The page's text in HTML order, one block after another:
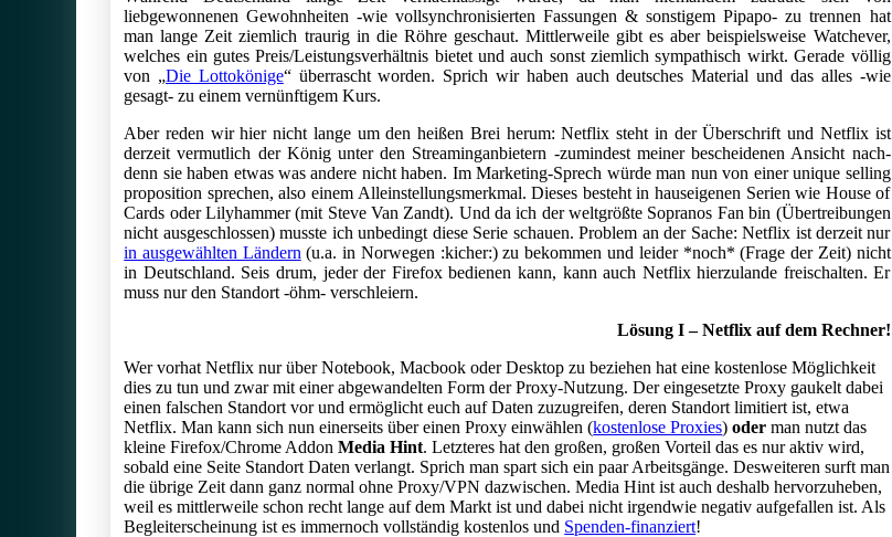
liebgewonnenen Gewohnheiten -wie vollsynchronisierten Fassungen & sonstigem Pipapo- zu trennen hat
man lange Zeit ziemlich traurig in die Röhre geschaut. Mittlerweile gibt es aber beispielsweise Watchever,
welches ein gutes Preis/Leistungsverhältnis bietet und auch sonst ziemlich sympathisch wirkt. Gerade völlig
von „Die Lottokönige“ überrascht worden. Sprich wir haben auch deutsches Material und das alles -wie
gesagt- zu einem vernünftigem Kurs.
Aber reden wir hier nicht lange um den heißen Brei herum: Netflix steht in der Überschrift und Netflix ist
derzeit vermutlich der König unter den Streaminganbietern -zumindest meiner bescheidenen Ansicht nach-
denn sie haben etwas was andere nicht haben. Im Marketing-Sprech würde man nun von einer unique selling
proposition sprechen, also einem Alleinstellungsmerkmal. Dieses besteht in hauseigenen Serien wie House of
Cards oder Lilyhammer (mit Steve Van Zandt). Und da ich der weltgrößte Sopranos Fan bin (Übertreibungen
nicht ausgeschlossen) musste ich unbedingt diese Serie schauen. Problem an der Sache: Netflix ist derzeit nur
in ausgewählten Ländern (u.a. in Norwegen :kicher:) zu bekommen und leider *noch* (Frage der Zeit) nicht
in Deutschland. Seis drum, jeder der Firefox bedienen kann, kann auch Netflix hierzulande freischalten. Er
muss nur den Standort -öhm- verschleiern.
Lösung I – Netflix auf dem Rechner!
Wer vorhat Netflix nur über Notebook, Macbook oder Desktop zu beziehen hat eine kostenlose Möglichkeit
dies zu tun und zwar mit einer abgewandelten Form der Proxy-Nutzung. Der eingesetzte Proxy gaukelt dabei
einen falschen Standort vor und ermöglicht euch auf Daten zuzugreifen, deren Standort limitiert ist, etwa
Netflix. Man kann sich nun einerseits über einen Proxy einwählen (kostenlose Proxies)oder man nutzt das
kleine Firefox/Chrome AddonMedia Hint. Letzteres hat den großen, großen Vorteil das es nur aktiv wird,
sobald eine Seite Standort Daten verlangt. Sprich man spart sich ein paar Arbeitsgänge. Desweiteren surft man
die übrige Zeit dann ganz normal ohne Proxy/VPN dazwischen. Media Hint ist auch deshalb hervorzuheben,
weil es mittlerweile schon recht lange auf dem Markt ist und dabei nicht irgendwie negativ aufgefallen ist. Als
Begleiterscheinung ist es immernoch vollständig kostenlos und Spenden-finanziert!